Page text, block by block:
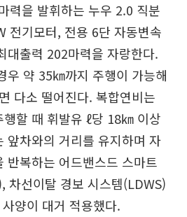
력을 발휘하는 누우 2.0 직분
전기모터, 전용 6단 자동변속
대출력 202마력을 자랑한다.
우 약 35㎞까지 주행이 가능해
다소 떨어진다. 복합연비는
할 때 휘발유 ℓ당 18㎞ 이상
앞차와의 거리를 유지하며 자
반복하는 어드밴스드 스마트
차선이탈 경보 시스템(LDWS)
양이 대거 적용했다.